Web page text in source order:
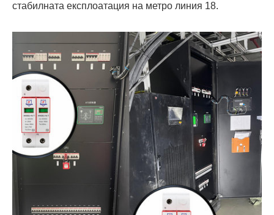
стабилната експлоатация на метро линия 18.